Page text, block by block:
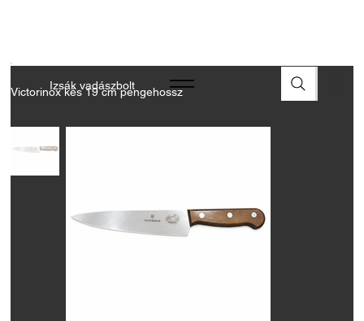
Izsák vadászbolt
Victorinox kés 19 cm pengehossz